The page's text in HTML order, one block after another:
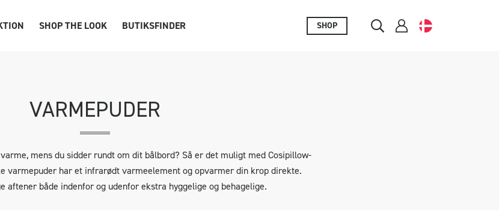
SHOP THE LOOK BUTIKSFINDER SHOP
VARMEPUDER
mens du sidder rundt om dit bålbord? Så er det muligt med Cosipillow-
varmepuder har et infrarødt varmeelement og opvarmer din krop direkte.
aftener både indenfor og udenfor ekstra hyggelige og behagelige.